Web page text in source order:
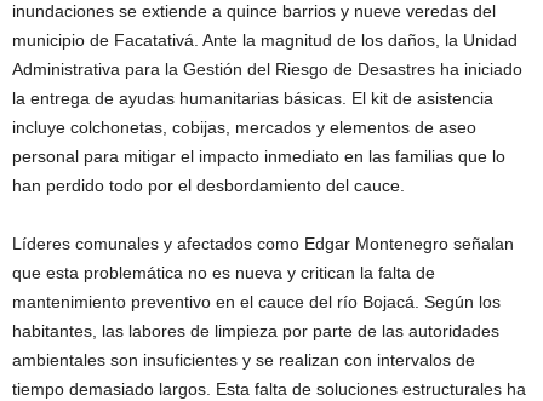
inundaciones se extiende a quince barrios y nueve veredas del
municipio de Facatativá. Ante la magnitud de los daños, la Unidad
Administrativa para la Gestión del Riesgo de Desastres ha iniciado
la entrega de ayudas humanitarias básicas. El kit de asistencia
incluye colchonetas, cobijas, mercados y elementos de aseo
personal para mitigar el impacto inmediato en las familias que lo
han perdido todo por el desbordamiento del cauce.
Líderes comunales y afectados como Edgar Montenegro señalan
que esta problemática no es nueva y critican la falta de
mantenimiento preventivo en el cauce del río Bojacá. Según los
habitantes, las labores de limpieza por parte de las autoridades
ambientales son insuficientes y se realizan con intervalos de
tiempo demasiado largos. Esta falta de soluciones estructurales ha